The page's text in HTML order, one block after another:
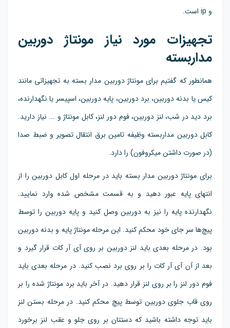
و ip است.
تجهیزات مورد نیاز مونتاژ دوربین
مداربسته
همانطور که گفتیم برای مونتاژ دوربین مدار بسته به تجهیزاتی مانند
کیس یا بدنه دوربین، برد دوربین، پایه دوربین، اسپیسر یا نگهدارنده،
برد دید در شب، لنز دوربین، فوم دور لنز، کابل‌ مونتاژ و ... نیاز دارید.
کابل دوربین مداربسته وظیفه تامین برق انتقال تصویر و ضبط صدا
(در صورت داشتن میکروفون) را دارد.
برای مونتاژ دوربین مدار بسته باید در مرحله اول کابل دوربین را از
انتهای پایه عبور دهید و به قسمت مشخص شده وارد نمایید.
نگهدارنده پایه را نیز به دوربین وصل کنید و پایه دوربین را توسط
پیچ‌ها سر جای خود محکم کنید. این مرحله مونتاژ پایه و بدنه دوربین
بود. در مرحله بعدی باید لنز دوربین بر روی آی آر کات قرار گیرد و
بعد از آن آی آر کات را بر روی برد نصب کنید. در مرحله بعدی باید
فوم دور لنز را بر روی لنز قرار دهید. در آخر باید برد مونتاژ شده را بر
روی قاب جلوی دوربین توسط پیچ محکم کنید. در مرحله بستن لنز
باید توجه داشته باشید که دستتان بر روی جلو و عقب لنز برخورد